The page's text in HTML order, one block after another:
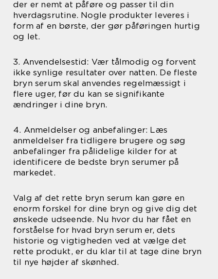
der er nemt at påføre og passer til din
hverdagsrutine. Nogle produkter leveres i
form af en børste, der gør påføringen hurtig
og let.
3. Anvendelsestid: Vær tålmodig og forvent
ikke synlige resultater over natten. De fleste
bryn serum skal anvendes regelmæssigt i
flere uger, før du kan se signifikante
ændringer i dine bryn.
4. Anmeldelser og anbefalinger: Læs
anmeldelser fra tidligere brugere og søg
anbefalinger fra pålidelige kilder for at
identificere de bedste bryn serumer på
markedet.
Valg af det rette bryn serum kan gøre en
enorm forskel for dine bryn og give dig det
ønskede udseende. Nu hvor du har fået en
forståelse for hvad bryn serum er, dets
historie og vigtigheden ved at vælge det
rette produkt, er du klar til at tage dine bryn
til nye højder af skønhed.